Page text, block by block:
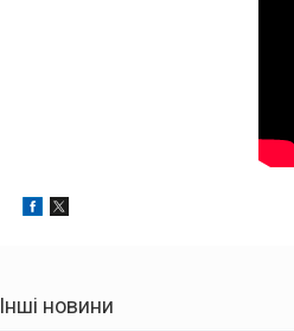
Інші новини